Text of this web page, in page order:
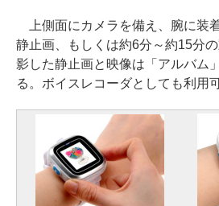
上側面にカメラを備え、腕に装
静止画、もしくは約6分～約15分
影した静止画と映像は「アルバム
る。ボイスレコーダとしても利用可